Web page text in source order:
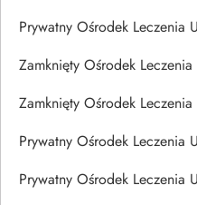
Prywatny Ośrodek Leczenia
Zamknięty Ośrodek
Zamknięty Ośrodek
Prywatny Ośrodek Leczenia
Prywatny Ośrodek Leczenia